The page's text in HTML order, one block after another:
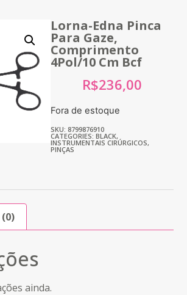
Lorna-Edna Pinca
Para Gaze,
Comprimento
4Pol/10 Cm Bcf
R$236,00
Fora de estoque
SKU: 8799876910
CATEGORIES: BLACK,
INSTRUMENTAIS CIRÚRGICOS,
PINÇAS
ainda.